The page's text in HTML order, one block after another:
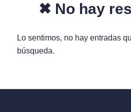
✖ No hay
Lo sentimos, no hay entradas
búsqueda.